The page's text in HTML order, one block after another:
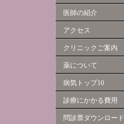
医師の紹介
アクセス
クリニックご案内
薬について
病気トップ10
診療にかかる費用
問診票ダウンロード